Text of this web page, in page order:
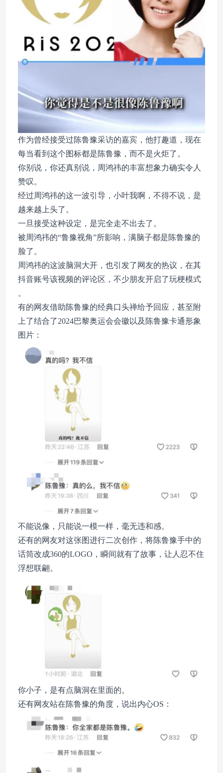
作为曾经接受过陈鲁豫采访的嘉宾，他打趣道，现在
每当看到这个图标都是陈鲁豫，而不是火炬了。
你别说，你还真别说，周鸿祎的丰富想象力确实令人
赞叹。
经过周鸿祎的这一波引导，小叶我啊，不得不说，是
越来越上头了。
一旦接受这种设定，是完全走不出去了。
被周鸿祎的“鲁豫视角”所影响，满脑子都是陈鲁豫的
脸了。
周鸿祎的这波脑洞大开，也引发了网友的热议，在其
抖音账号该视频的评论区，不少朋友开启了玩梗模式
。
有的网友借助陈鲁豫的经典口头禅给予回应，甚至附
上了结合了2024巴黎奥运会会徽以及陈鲁豫卡通形象
图片：
不能说像，只能说一模一样，毫无违和感。
还有的网友对这张图进行二次创作，将陈鲁豫手中的
话筒改成360的LOGO，瞬间就有了故事，让人忍不住
浮想联翩。
你小子，是有点脑洞在里面的。
还有网友站在陈鲁豫的角度，说出内心OS：